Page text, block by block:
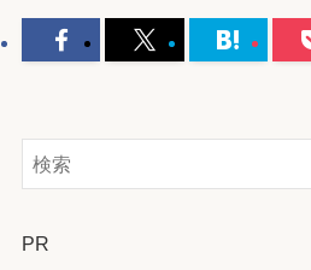
PR